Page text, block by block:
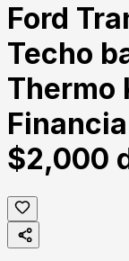
Ford
Techo
Thermo
$2,000